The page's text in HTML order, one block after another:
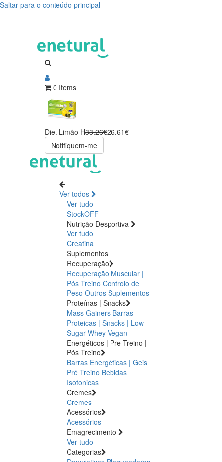
Saltar para o conteúdo principal
0 Items
Diet Limão H33.26€26.61€
Notifiquem-me
Ver todos
Ver tudo
StockOFF
Nutrição Desportiva
Ver tudo
Creatina
Suplementos |
Recuperação
Recuperação Muscular |
Pós Treino Controlo de
Peso Outros Suplementos
Proteínas | Snacks
Mass Gainers Barras
Proteicas | Snacks | Low
Sugar Whey Vegan
Energéticos | Pre Treino |
Pós Treino
Barras Energéticas | Geis
Pré Treino Bebidas
Isotonicas
Cremes
Cremes
Acessórios
Acessórios
Emagrecimento
Ver tudo
Categorias